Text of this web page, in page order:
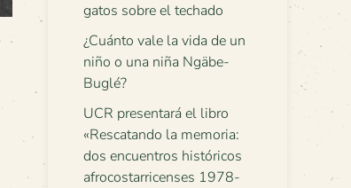
gatos sobre el techado
¿Cuánto vale la vida de un
niño o una niña Ngäbe-
Buglé?
UCR presentará el libro
«Rescatando la memoria:
dos encuentros históricos
afrocostarricenses 1978-